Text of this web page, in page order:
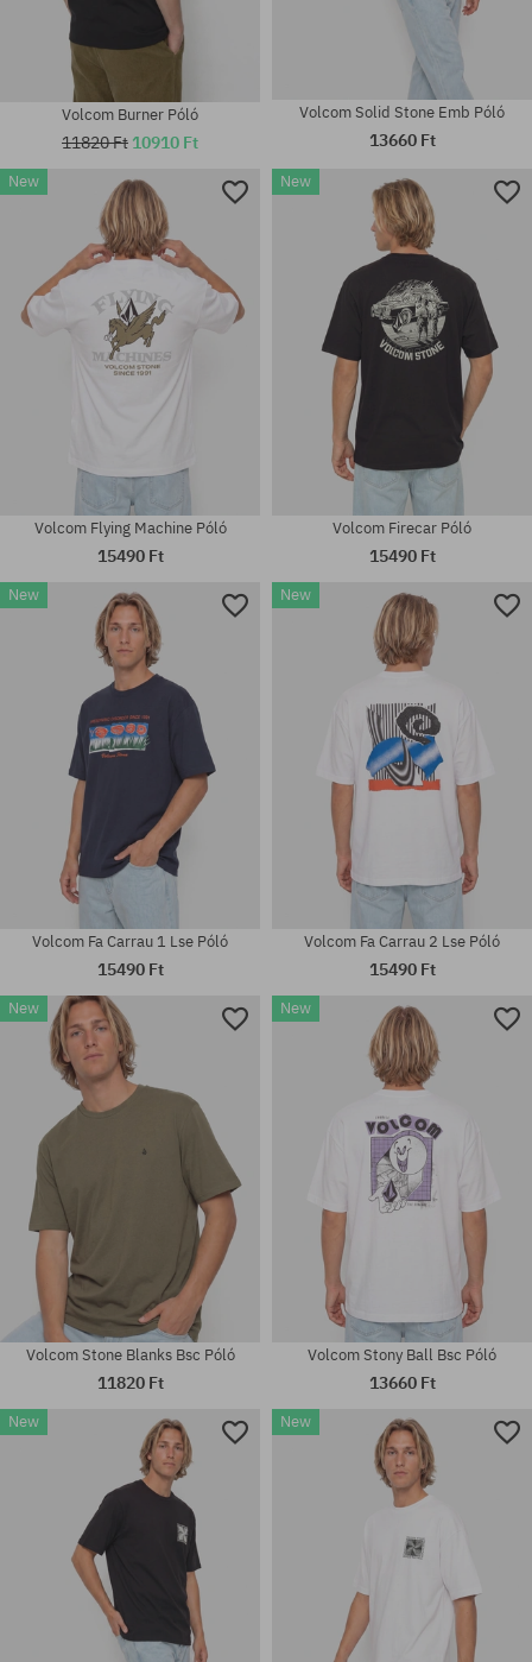
Elérhető méretek:
S; M; L; XL
Elérhető méretek:
Elérhető méretek:
Volcom Burner Póló
11820 Ft 10910 Ft
Elérhető méretek:
Volcom Solid Stone Emb Póló
13660 Ft
New
Elérhető méretek:
M; L; XL
Volcom Flying Machine Póló
15490 Ft
New
Elérhető méretek:
Volcom Firecar Póló
15490 Ft
New
Volcom Fa Carrau 1 Lse Póló
15490 Ft
New
Elérhető méretek:
Volcom Fa Carrau 2 Lse Póló
15490 Ft
New
Volcom Stone Blanks Bsc Póló
11820 Ft
New
Volcom Stony Ball Bsc Póló
13660 Ft
New New